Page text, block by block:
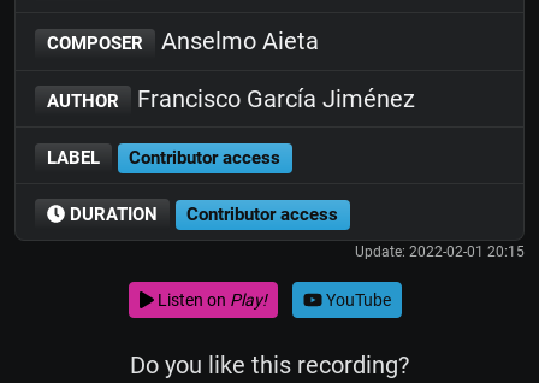
COMPOSER Anselmo Aieta
AUTHOR Francisco García Jiménez
LABEL Contributor access
DURATION Contributor access
Update: 2022-02-01 20:15
Listen on Play! YouTube
Do you like this recording?